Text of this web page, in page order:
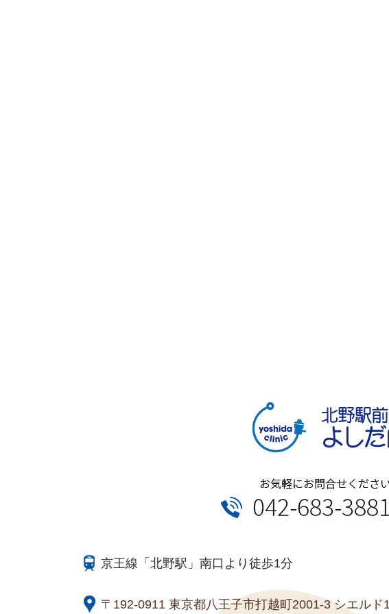
〒192-0911 東京都八王子市打越町2001-3 シエルド
京王線「北野駅」南口より徒歩1分